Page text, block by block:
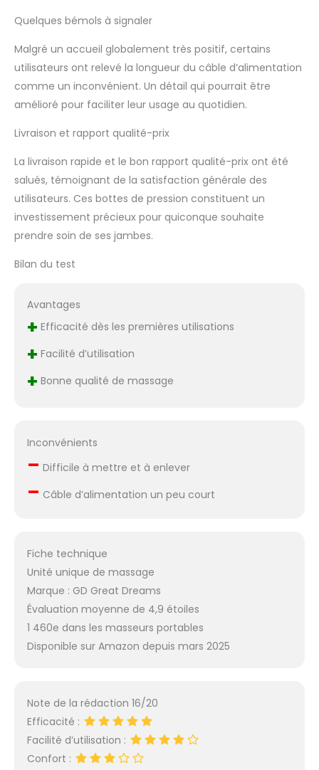
de manière contrôlée
expérience de
massage immersive et
efficace. Ce design de
compression est
bénéfique pour les
jambes gonflées ou
problèmes
circulatoires. En outre, il
dispose de 3 modes de
massage de 4
intensités de gonflage
/ pression (faible -
°C) ce qui permet de
tolérance de chaque
facile à utiliser : le
GreatDreams est
à 360° couvre les zones
et des cuisses. Son
système de fermeture
Velcro permet un
ajustement rapide,
En outre, sa
télécommande facile à
utiliser permet de
choisir entre plusieurs
Quelques bémols à signaler
Malgré un accueil globalement très positif, certains
utilisateurs ont relevé la longueur du câble d’alimentation
comme un inconvénient. Un détail qui pourrait être
amélioré pour faciliter leur usage au quotidien.
Livraison et rapport qualité-prix
La livraison rapide et le bon rapport qualité-prix ont été
salués, témoignant de la satisfaction générale des
utilisateurs. Ces bottes de pression constituent un
investissement précieux pour quiconque souhaite
prendre soin de ses jambes.
Bilan du test
Avantages
+ Efficacité dès les premières utilisations
+ Facilité d’utilisation
+ Bonne qualité de massage
Inconvénients
– Difficile à mettre et à enlever
– Câble d’alimentation un peu court
Fiche technique
Unité unique de massage
Marque : GD Great Dreams
Évaluation moyenne de 4,9 étoiles
1 460e dans les masseurs portables
Disponible sur Amazon depuis mars 2025
Note de la rédaction 16/20
Efficacité :
Facilité d’utilisation :
Confort :